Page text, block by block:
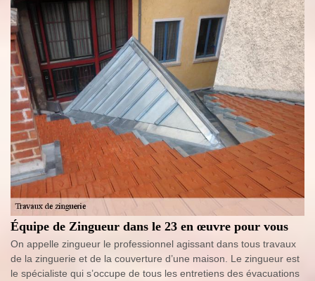
Équipe de Zingueur dans le 23 en œuvre pour vous
On appelle zingueur le professionnel agissant dans tous travaux
de la zinguerie et de la couverture d’une maison. Le zingueur est
le spécialiste qui s’occupe de tous les entretiens des évacuations